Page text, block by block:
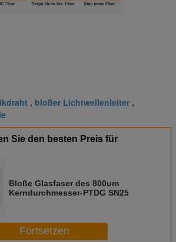
, bloßer Lichtwellenleiter ,
Sie den besten Preis für
Bloße Glasfaser des 800um
Kerndurchmesser-PTDG SN25
Fortsetzen